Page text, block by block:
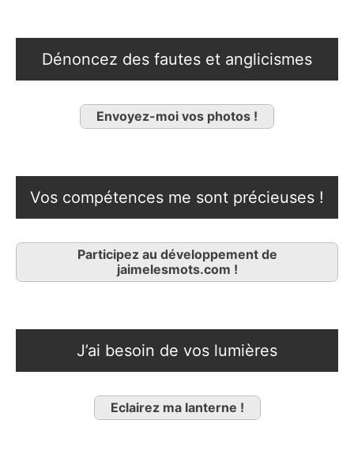
Dénoncez des fautes et anglicismes
Envoyez-moi vos photos !
Vos compétences me sont précieuses !
Participez au développement de
jaimelesmots.com !
J’ai besoin de vos lumières
Eclairez ma lanterne !